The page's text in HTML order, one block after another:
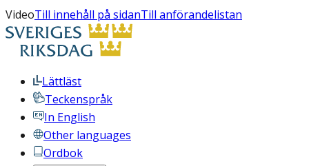
VideoTill innehåll på sidanTill anförandelistan
Lättläst
Teckenspråk
In English
Other languages
Ordbok